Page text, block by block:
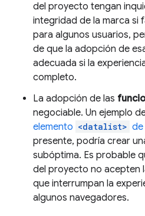
del proyecto tengan
integridad de la marca si
para algunos usuarios,
de que la adopción de
adecuada si la
completo.
La adopción de las
negociable. Un ejemplo
elemento <datalist> de
presente, podría crear
subóptima. Es probable
del proyecto no acepten
que interrumpan la
algunos navegadores.